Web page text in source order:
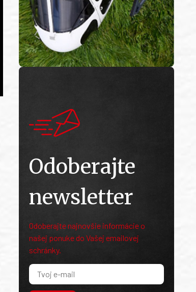
Odoberajte
newsletter
Odoberajte najnovšie informácie o
našej ponuke do Vašej emailovej
schránky.